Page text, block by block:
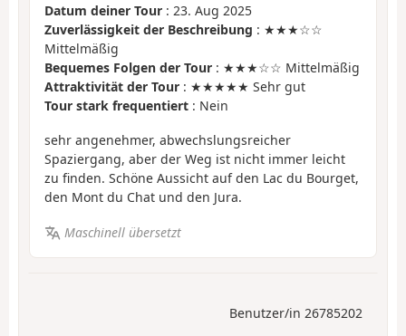
Datum deiner Tour : 23. Aug 2025
Zuverlässigkeit der Beschreibung : ★★★☆☆
Mittelmäßig
Bequemes Folgen der Tour : ★★★☆☆ Mittelmäßig
Attraktivität der Tour : ★★★★★ Sehr gut
Tour stark frequentiert : Nein
sehr angenehmer, abwechslungsreicher
Spaziergang, aber der Weg ist nicht immer leicht
zu finden. Schöne Aussicht auf den Lac du Bourget,
den Mont du Chat und den Jura.
Maschinell übersetzt
Benutzer/in 26785202